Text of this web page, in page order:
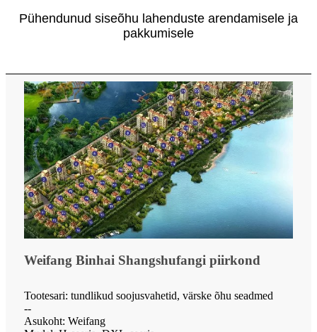
Pühendunud siseõhu lahenduste arendamisele ja
pakkumisele
Weifang Binhai Shangshufangi piirkond
Tootesari: tundlikud soojusvahetid, värske õhu seadmed
--
Asukoht: Weifang